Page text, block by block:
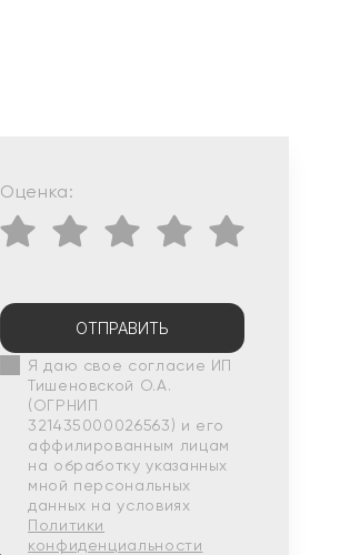
Оценка:
ОТПРАВИТЬ
Я даю свое согласие ИП
Тишеновской О.А.
(ОГРНИП
321435000026563) и его
аффилированным лицам
на обработку указанных
мной персональных
данных на условиях
Политики
конфиденциальности